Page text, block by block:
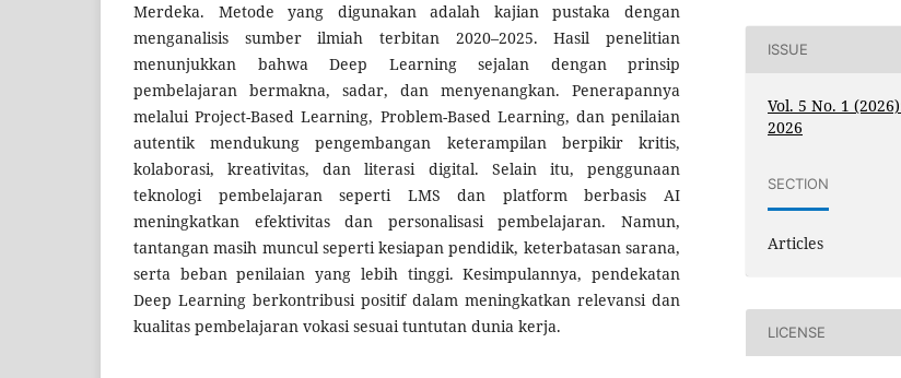
Merdeka. Metode yang digunakan adalah kajian pustaka dengan
menganalisis sumber ilmiah terbitan 2020–2025. Hasil penelitian
menunjukkan bahwa Deep Learning sejalan dengan prinsip
pembelajaran bermakna, sadar, dan menyenangkan. Penerapannya
melalui Project-Based Learning, Problem-Based Learning, dan penilaian
autentik mendukung pengembangan keterampilan berpikir kritis,
kolaborasi, kreativitas, dan literasi digital. Selain itu, penggunaan
teknologi pembelajaran seperti LMS dan platform berbasis AI
meningkatkan efektivitas dan personalisasi pembelajaran. Namun,
tantangan masih muncul seperti kesiapan pendidik, keterbatasan sarana,
serta beban penilaian yang lebih tinggi. Kesimpulannya, pendekatan
Deep Learning berkontribusi positif dalam meningkatkan relevansi dan
kualitas pembelajaran vokasi sesuai tuntutan dunia kerja.
ISSUE
Vol. 5 No. 1
2026
SECTION
Articles
LICENSE